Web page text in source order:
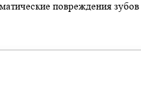
повреждения зубов